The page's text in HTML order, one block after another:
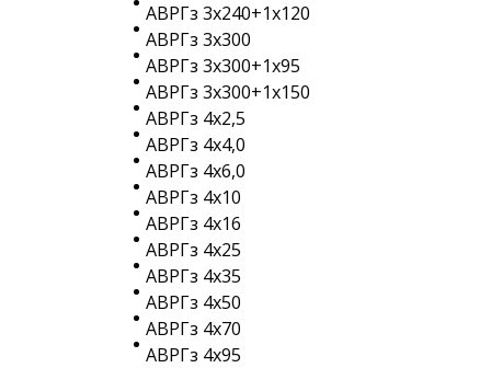
АВРГз 3х240+1х120
АВРГз 3х300
АВРГз 3х300+1х95
АВРГз 3х300+1х150
АВРГз 4х2,5
АВРГз 4х4,0
АВРГз 4х6,0
АВРГз 4х10
АВРГз 4х16
АВРГз 4х25
АВРГз 4х35
АВРГз 4х50
АВРГз 4х70
АВРГз 4х95